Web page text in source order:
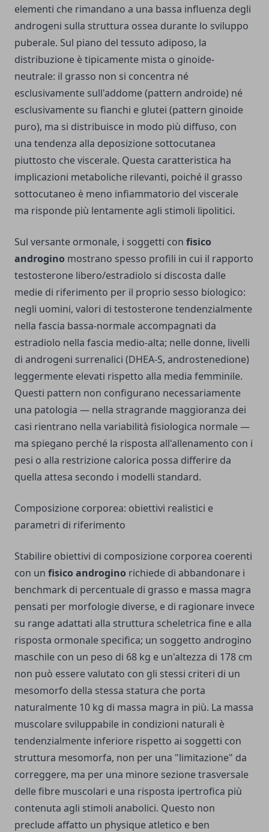
elementi che rimandano a una bassa influenza degli
androgeni sulla struttura ossea durante lo sviluppo
puberale. Sul piano del tessuto adiposo, la
distribuzione è tipicamente mista o ginoide-
neutrale: il grasso non si concentra né
esclusivamente sull'addome (pattern androide) né
esclusivamente su fianchi e glutei (pattern ginoide
puro), ma si distribuisce in modo più diffuso, con
una tendenza alla deposizione sottocutanea
piuttosto che viscerale. Questa caratteristica ha
implicazioni metaboliche rilevanti, poiché il grasso
sottocutaneo è meno infiammatorio del viscerale
ma risponde più lentamente agli stimoli lipolitici.
Sul versante ormonale, i soggetti con fisico
androgino mostrano spesso profili in cui il rapporto
testosterone libero/estradiolo si discosta dalle
medie di riferimento per il proprio sesso biologico:
negli uomini, valori di testosterone tendenzialmente
nella fascia bassa-normale accompagnati da
estradiolo nella fascia medio-alta; nelle donne, livelli
di androgeni surrenalici (DHEA-S, androstenedione)
leggermente elevati rispetto alla media femminile.
Questi pattern non configurano necessariamente
una patologia — nella stragrande maggioranza dei
casi rientrano nella variabilità fisiologica normale —
ma spiegano perché la risposta all'allenamento con i
pesi o alla restrizione calorica possa differire da
quella attesa secondo i modelli standard.
Composizione corporea: obiettivi realistici e
parametri di riferimento
Stabilire obiettivi di composizione corporea coerenti
con un fisico androgino richiede di abbandonare i
benchmark di percentuale di grasso e massa magra
pensati per morfologie diverse, e di ragionare invece
su range adattati alla struttura scheletrica fine e alla
risposta ormonale specifica; un soggetto androgino
maschile con un peso di 68 kg e un'altezza di 178 cm
non può essere valutato con gli stessi criteri di un
mesomorfo della stessa statura che porta
naturalmente 10 kg di massa magra in più. La massa
muscolare sviluppabile in condizioni naturali è
tendenzialmente inferiore rispetto ai soggetti con
struttura mesomorfa, non per una "limitazione" da
correggere, ma per una minore sezione trasversale
delle fibre muscolari e una risposta ipertrofica più
contenuta agli stimoli anabolici. Questo non
preclude affatto un physique atletico e ben